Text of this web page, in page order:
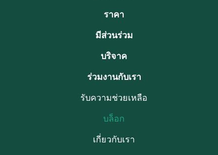
ราคา
มีส่วนร่วม
บริจาค
ร่วมงานกับเรา
รับความช่วยเหลือ
บล็อก
เกี่ยวกับเรา